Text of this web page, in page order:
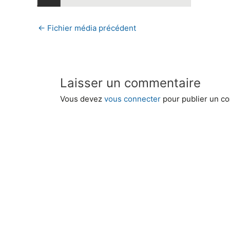
← Fichier média précédent
Laisser un commentaire
Vous devez vous connecter pour publier un